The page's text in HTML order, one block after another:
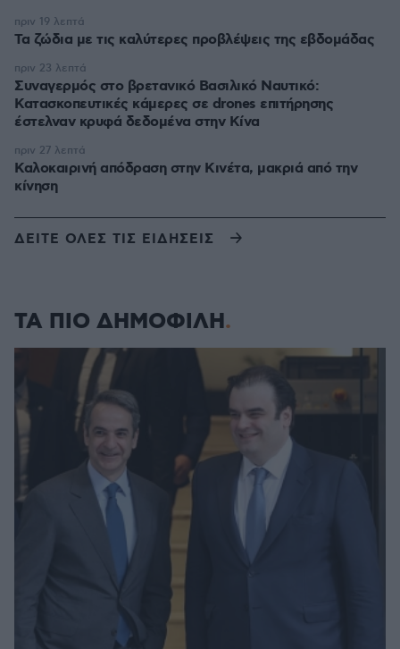
Τα ζώδια με τις καλύτερες προβλέψεις της εβδομάδας
πριν 19 λεπτά
Συναγερμός στο βρετανικό Βασιλικό Ναυτικό:
Κατασκοπευτικές κάμερες σε drones επιτήρησης
έστελναν κρυφά δεδομένα στην Κίνα
πριν 23 λεπτά
Καλοκαιρινή απόδραση στην Κινέτα, μακριά από την
κίνηση
πριν 27 λεπτά
ΔΕΙΤΕ ΟΛΕΣ ΤΙΣ ΕΙΔΗΣΕΙΣ
ΤΑ ΠΙΟ ΔΗΜΟΦΙΛΗ